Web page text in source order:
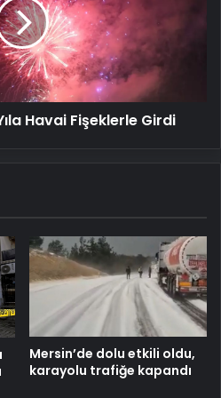
Havai Fişeklerle Girdi
Mersin’de dolu etkili oldu,
karayolu trafiğe kapandı